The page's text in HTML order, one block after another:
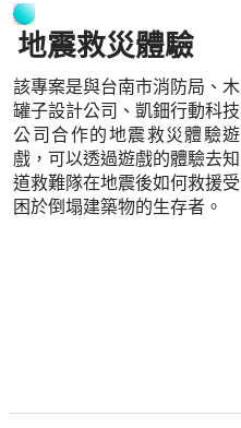
地震救災體驗
該專案是與台南市消防局、木
罐子設計公司、凱鈿行動科技
公司合作的地震救災體驗遊
戲，可以透過遊戲的體驗去知
道救難隊在地震後如何救援受
困於倒塌建築物的生存者。